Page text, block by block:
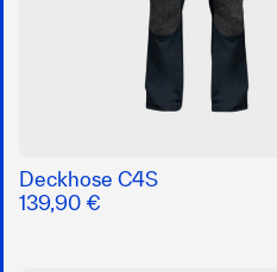
Deckhose C4S
139,90 €